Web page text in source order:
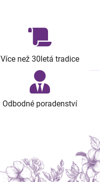
Více než 30letá tradice
Odbodné poradenství